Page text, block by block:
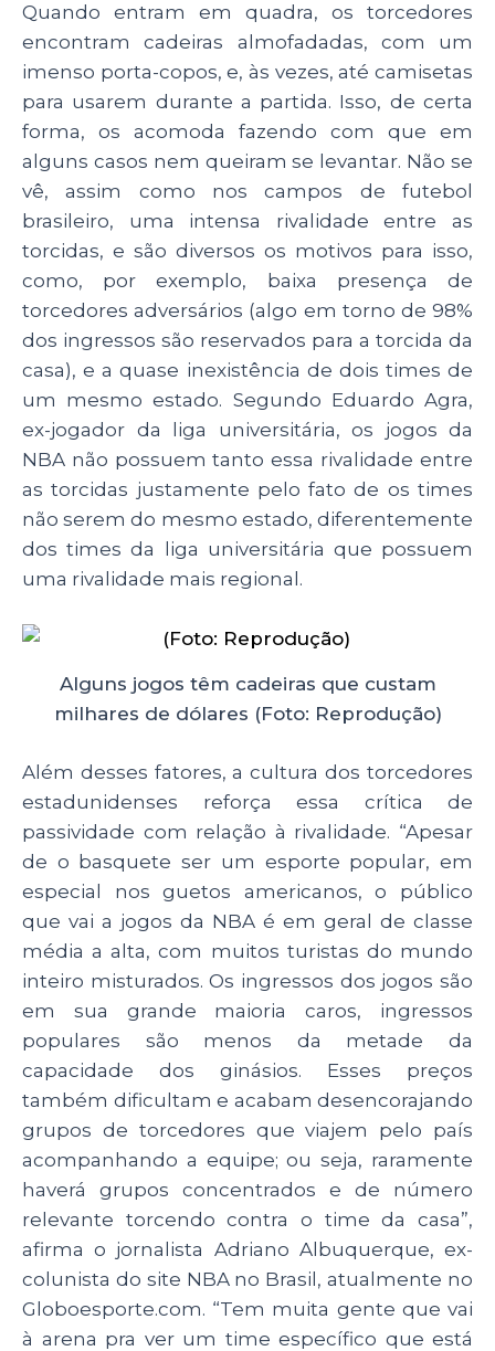
Quando entram em quadra, os torcedores
encontram cadeiras almofadadas, com um
imenso porta-copos, e, às vezes, até camisetas
para usarem durante a partida. Isso, de certa
forma, os acomoda fazendo com que em
alguns casos nem queiram se levantar. Não se
vê, assim como nos campos de futebol
brasileiro, uma intensa rivalidade entre as
torcidas, e são diversos os motivos para isso,
como, por exemplo, baixa presença de
torcedores adversários (algo em torno de 98%
dos ingressos são reservados para a torcida da
casa), e a quase inexistência de dois times de
um mesmo estado. Segundo Eduardo Agra,
ex-jogador da liga universitária, os jogos da
NBA não possuem tanto essa rivalidade entre
as torcidas justamente pelo fato de os times
não serem do mesmo estado, diferentemente
dos times da liga universitária que possuem
uma rivalidade mais regional.
Alguns jogos têm cadeiras que custam
milhares de dólares (Foto: Reprodução)
Além desses fatores, a cultura dos torcedores
estadunidenses reforça essa crítica de
passividade com relação à rivalidade. “Apesar
de o basquete ser um esporte popular, em
especial nos guetos americanos, o público
que vai a jogos da NBA é em geral de classe
média a alta, com muitos turistas do mundo
inteiro misturados. Os ingressos dos jogos são
em sua grande maioria caros, ingressos
populares são menos da metade da
capacidade dos ginásios. Esses preços
também dificultam e acabam desencorajando
grupos de torcedores que viajem pelo país
acompanhando a equipe; ou seja, raramente
haverá grupos concentrados e de número
relevante torcendo contra o time da casa”,
afirma o jornalista Adriano Albuquerque, ex-
colunista do site NBA no Brasil, atualmente no
Globoesporte.com. “Tem muita gente que vai
à arena pra ver um time específico que está